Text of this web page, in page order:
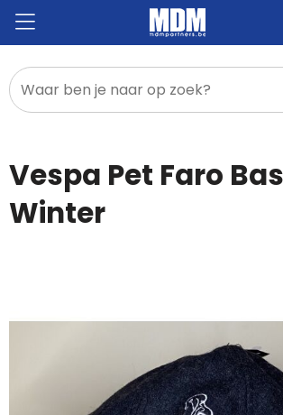
Relatiegeschenken
Promotietextiel
Vespa Pet Faro
Winter